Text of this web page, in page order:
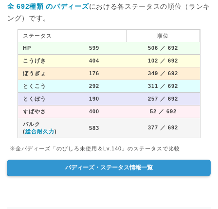
全 692種類 のバディーズにおける各ステータスの順位（ランキ
ング）です。
ステータス 順位
HP 599 506 ／ 692
こうげき 404 102 ／ 692
ぼうぎょ 176 349 ／ 692
とくこう 292 311 ／ 692
とくぼう 190 257 ／ 692
すばやさ 400 52 ／ 692
バルク
(総合耐久力)
583 377 ／ 692
※全バディーズ「のびしろ未使用＆Lv.140」のステータスで比較
バディーズ・ステータス情報一覧